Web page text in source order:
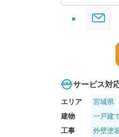
サービス対
エリア
宮城県
建物
一戸建
工事
外壁塗